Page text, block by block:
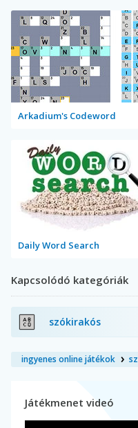
Arkadium's Codeword
Daily Word Search
Kapcsolódó kategóriák
szókirakós
ingyenes online játékok
Játékmenet videó